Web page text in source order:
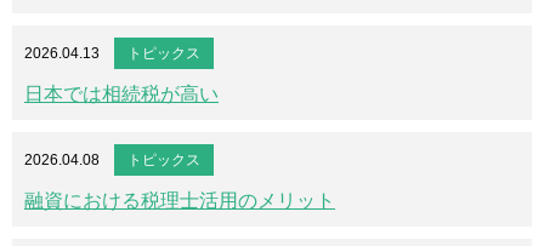
2026.04.13 トピックス
日本では相続税が高い
2026.04.08 トピックス
融資における税理士活用のメリット